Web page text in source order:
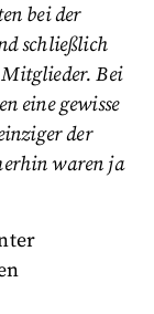
bei der
schließlich
Mitglieder. Bei
eine gewisse
der
waren ja